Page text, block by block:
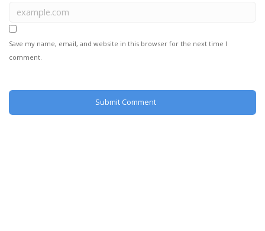
Save my name, email, and website in this browser for the next time I
comment.